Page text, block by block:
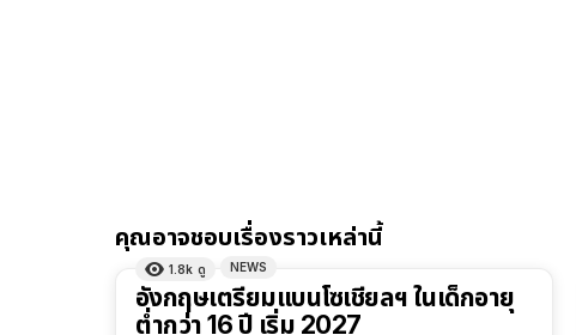
คุณอาจชอบเรื่องราวเหล่านี้
1.8k ดู NEWS
อังกฤษเตรียมแบนโซเชียลฯ ในเด็กอายุ
ต่ำกว่า 16 ปี เริ่ม 2027